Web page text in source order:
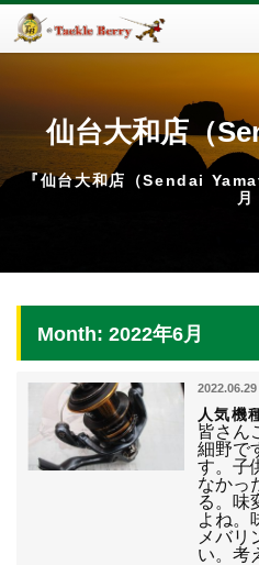
仙台大和店（
『仙台大和店（Sendai
月
Month: 2022年6月
2022.06.29
人気機
皆さん
細野で
す。子
なかっ
る。味
よね。
メバリ
い。考